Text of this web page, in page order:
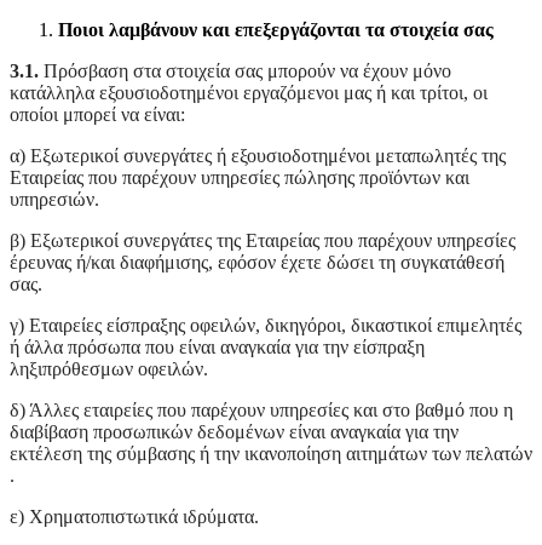
Ποιοι λαμβάνουν και επεξεργάζονται τα στοιχεία σας
3.1. Πρόσβαση στα στοιχεία σας μπορούν να έχουν μόνο
κατάλληλα εξουσιοδοτημένοι εργαζόμενοι μας ή και τρίτοι, οι
οποίοι μπορεί να είναι:
α) Εξωτερικοί συνεργάτες ή εξουσιοδοτημένοι μεταπωλητές της
Εταιρείας που παρέχουν υπηρεσίες πώλησης προϊόντων και
υπηρεσιών.
β) Εξωτερικοί συνεργάτες της Εταιρείας που παρέχουν υπηρεσίες
έρευνας ή/και διαφήμισης, εφόσον έχετε δώσει τη συγκατάθεσή
σας.
γ) Εταιρείες είσπραξης οφειλών, δικηγόροι, δικαστικοί επιμελητές
ή άλλα πρόσωπα που είναι αναγκαία για την είσπραξη
ληξιπρόθεσμων οφειλών.
δ) Άλλες εταιρείες που παρέχουν υπηρεσίες και στο βαθμό που η
διαβίβαση προσωπικών δεδομένων είναι αναγκαία για την
εκτέλεση της σύμβασης ή την ικανοποίηση αιτημάτων των πελατών
.
ε) Χρηματοπιστωτικά ιδρύματα.